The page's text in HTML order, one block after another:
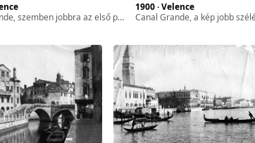
jobbra az első palota a Palazzo Foscari.
1900 · Velence
Canal Grande, a kép jobb szélén a Palazzo Santa Sofia, ismertebb